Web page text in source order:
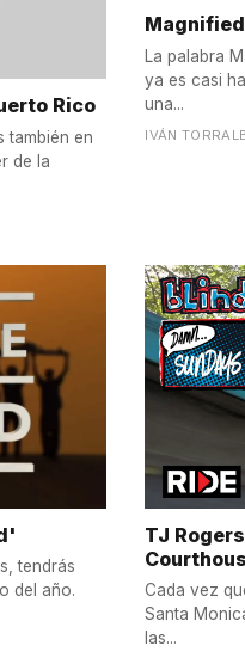
Rico
también en
de la
La palabra
ya es casi
una...
IVÁN
tendrás
del año.
TJ
Cada vez
Santa
las...